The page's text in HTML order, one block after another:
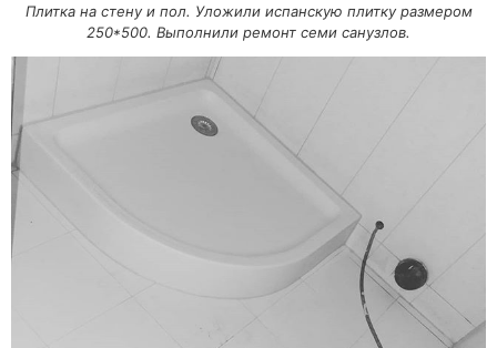
Плитка на стену и пол. Уложили испанскую плитку размером
250*500. Выполнили ремонт семи санузлов.